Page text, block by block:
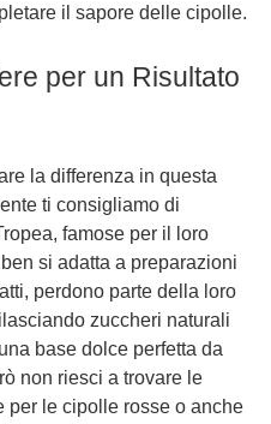
il sapore delle cipolle.
per un Risultato
la differenza in questa
ti consigliamo di
famose per il loro
si adatta a preparazioni
perdono parte della loro
zuccheri naturali
base dolce perfetta da
non riesci a trovare le
per le cipolle rosse o anche